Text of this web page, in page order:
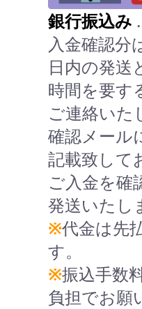
銀行振込み
入金確認分
日内の発送
時間を要す
ご連絡いた
確認メール
記載致して
ご入金を確
発送いたし
※代金は先
す。
※振込手数
負担でお願